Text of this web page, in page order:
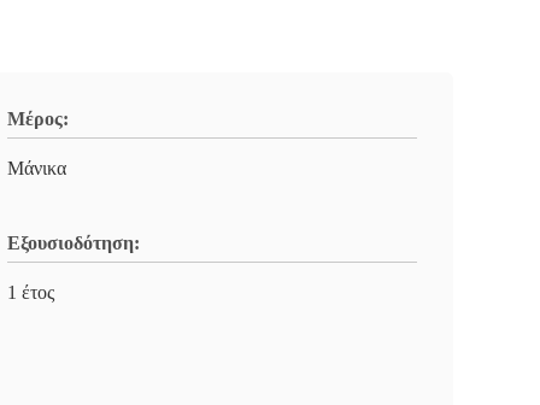
Μέρος:
Μάνικα
Εξουσιοδότηση:
1 έτος